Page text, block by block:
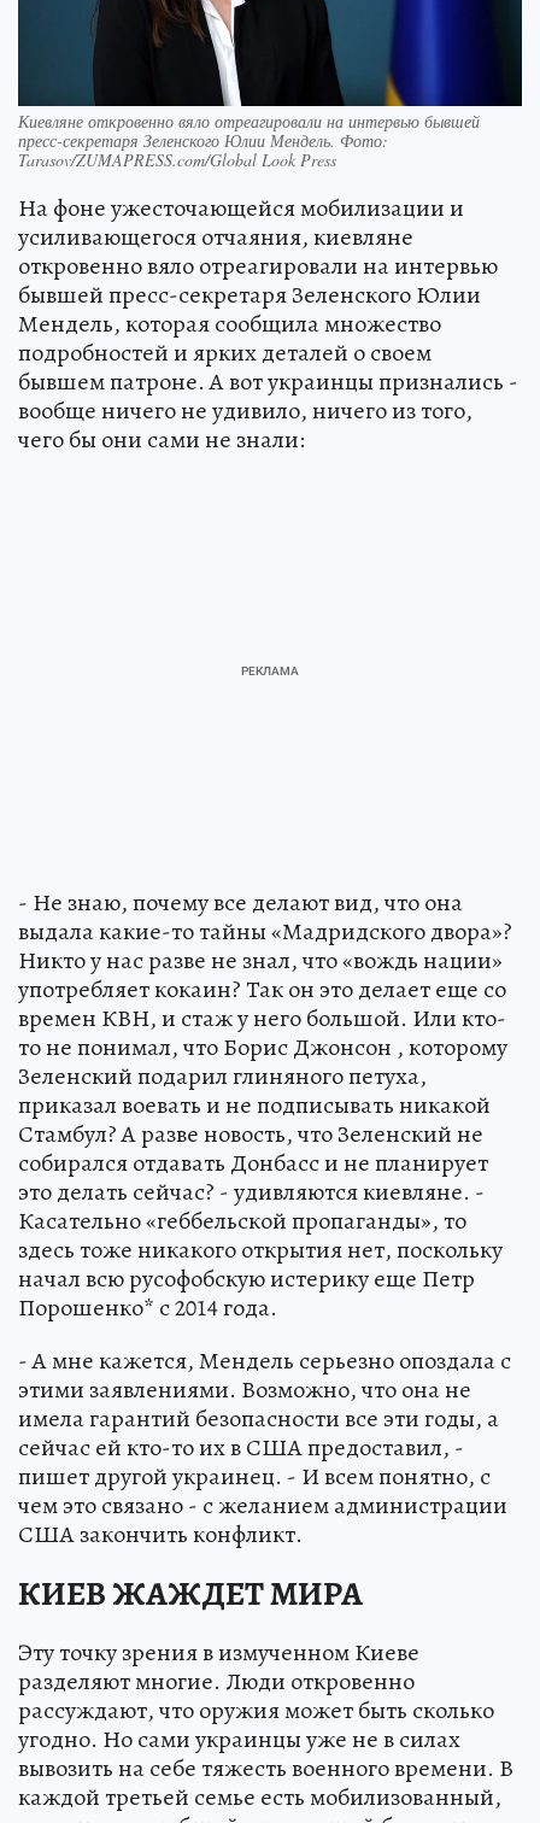
Киевляне откровенно вяло отреагировали на интервью бывшей
пресс-секретаря Зеленского Юлии Мендель. Фото:
Tarasov/ZUMAPRESS.com/Global Look Press
На фоне ужесточающейся мобилизации и
усиливающегося отчаяния, киевляне
откровенно вяло отреагировали на интервью
бывшей пресс-секретаря Зеленского Юлии
Мендель, которая сообщила множество
подробностей и ярких деталей о своем
бывшем патроне. А вот украинцы признались -
вообще ничего не удивило, ничего из того,
чего бы они сами не знали:
- Не знаю, почему все делают вид, что она
выдала какие-то тайны «Мадридского двора»?
Никто у нас разве не знал, что «вождь нации»
употребляет кокаин? Так он это делает еще со
времен КВН, и стаж у него большой. Или кто-
то не понимал, что Борис Джонсон , которому
Зеленский подарил глиняного петуха,
приказал воевать и не подписывать никакой
Стамбул? А разве новость, что Зеленский не
собирался отдавать Донбасс и не планирует
это делать сейчас? - удивляются киевляне. -
Касательно «геббельской пропаганды», то
здесь тоже никакого открытия нет, поскольку
начал всю русофобскую истерику еще Петр
Порошенко* с 2014 года.
- А мне кажется, Мендель серьезно опоздала с
этими заявлениями. Возможно, что она не
имела гарантий безопасности все эти годы, а
сейчас ей кто-то их в США предоставил, -
пишет другой украинец. - И всем понятно, с
чем это связано - с желанием администрации
США закончить конфликт.
КИЕВ ЖАЖДЕТ МИРА
Эту точку зрения в измученном Киеве
разделяют многие. Люди откровенно
рассуждают, что оружия может быть сколько
угодно. Но сами украинцы уже не в силах
вывозить на себе тяжесть военного времени. В
каждой третьей семье есть мобилизованный,